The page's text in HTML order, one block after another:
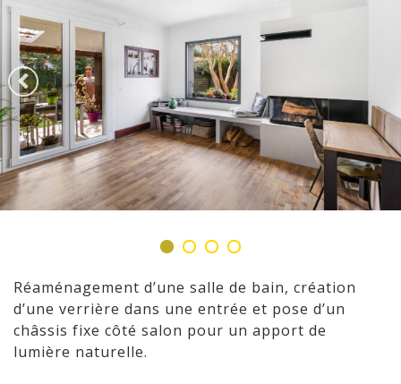
Réaménagement d’une salle de bain, création
d’une verrière dans une entrée et pose d’un
châssis fixe côté salon pour un apport de
lumière naturelle.